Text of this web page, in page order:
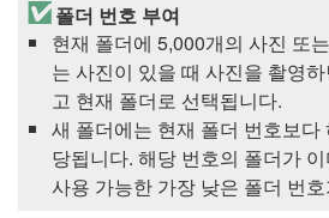
폴더 번호 부여
현재 폴더에 5,000개의 사진 또
는 사진이 있을 때 사진을 촬영
고 현재 폴더로 선택됩니다.
새 폴더에는 현재 폴더 번호보다
당됩니다. 해당 번호의 폴더가
사용 가능한 가장 낮은 폴더 번